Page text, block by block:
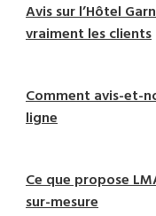
Avis sur l’Hôtel
vraiment les clients
Comment avis-et-
ligne
Ce que propose
sur-mesure